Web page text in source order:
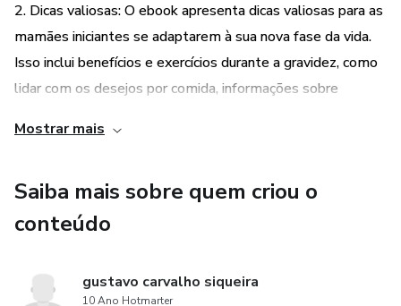
2. Dicas valiosas: O ebook apresenta dicas valiosas para as
mamães iniciantes se adaptarem à sua nova fase da vida.
Isso inclui benefícios e exercícios durante a gravidez, como
lidar com os desejos por comida, informações sobre
Essas dicas podem ajudar as mamães a se sentirem mais
3. Foco na saúde: O ebook enfatiza a importância de uma
especialmente útil para mamães iniciantes que desejam
Mostrar mais
Saiba mais sobre quem criou o
conteúdo
gustavo carvalho siqueira
10 Ano Hotmarter